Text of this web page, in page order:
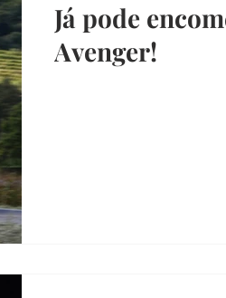
Já pode
Avenger!